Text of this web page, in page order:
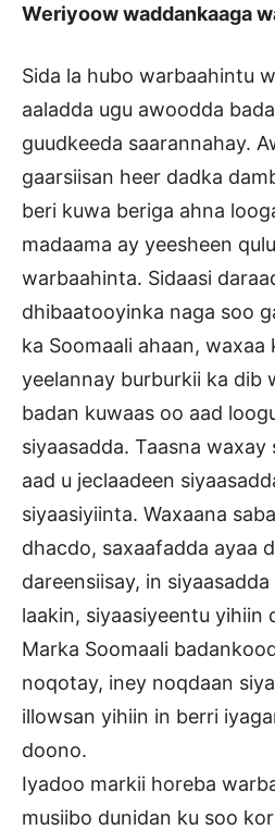
Weriyoow waddankaaga
Sida la hubo warbaahintu
aaladda ugu awoodda
guudkeeda saarannahay.
gaarsiisan heer dadka
beri kuwa beriga ahna
madaama ay yeesheen
warbaahinta. Sidaasi
dhibaatooyinka naga soo
ka Soomaali ahaan, waxaa
yeelannay burburkii ka dib
badan kuwaas oo aad
siyaasadda. Taasna
aad u jeclaadeen
siyaasiyiinta. Waxaana
dhacdo, saxaafadda ayaa
dareensiisay, in
laakin, siyaasiyeentu yihiin
Marka Soomaali
noqotay, iney noqdaan
illowsan yihiin in berri
doono.
Iyadoo markii horeba
musiibo dunidan ku soo